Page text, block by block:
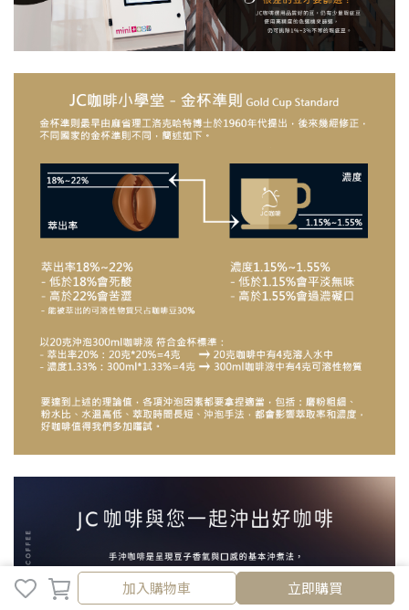
加入購物車
加入購物車 立即購買